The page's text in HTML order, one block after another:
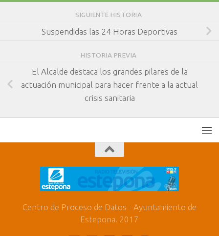
SIGUIENTE HISTORIA
Suspendidas las 24 Horas Deportivas
HISTORIA PREVIA
El Alcalde destaca los grandes pilares de la
actuación municipal para hacer frente a la actual
crisis sanitaria
Centro de Proceso de Datos - Ayuntamiento de
Estepona. 2017